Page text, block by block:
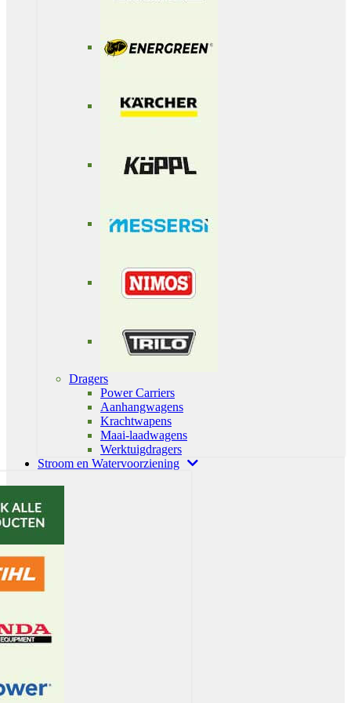
Dragers
Power Carriers
Aanhangwagens
Krachtwapens
Maai-laadwagens
Werktuigdragers
Stroom en Watervoorziening